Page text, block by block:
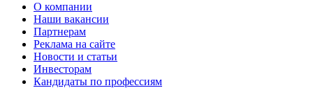
О компании
Наши вакансии
Партнерам
Реклама на сайте
Новости и статьи
Инвесторам
Кандидаты по профессиям